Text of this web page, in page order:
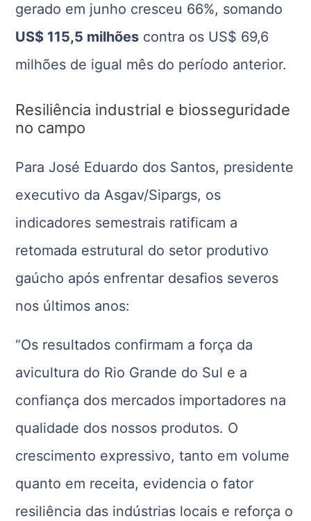
gerado em junho cresceu 66%, somando
US$ 115,5 milhões contra os US$ 69,6
milhões de igual mês do período anterior.
Resiliência industrial e biosseguridade
no campo
Para José Eduardo dos Santos, presidente
executivo da Asgav/Sipargs, os
indicadores semestrais ratificam a
retomada estrutural do setor produtivo
gaúcho após enfrentar desafios severos
nos últimos anos:
“Os resultados confirmam a força da
avicultura do Rio Grande do Sul e a
confiança dos mercados importadores na
qualidade dos nossos produtos. O
crescimento expressivo, tanto em volume
quanto em receita, evidencia o fator
resiliência das indústrias locais e reforça o